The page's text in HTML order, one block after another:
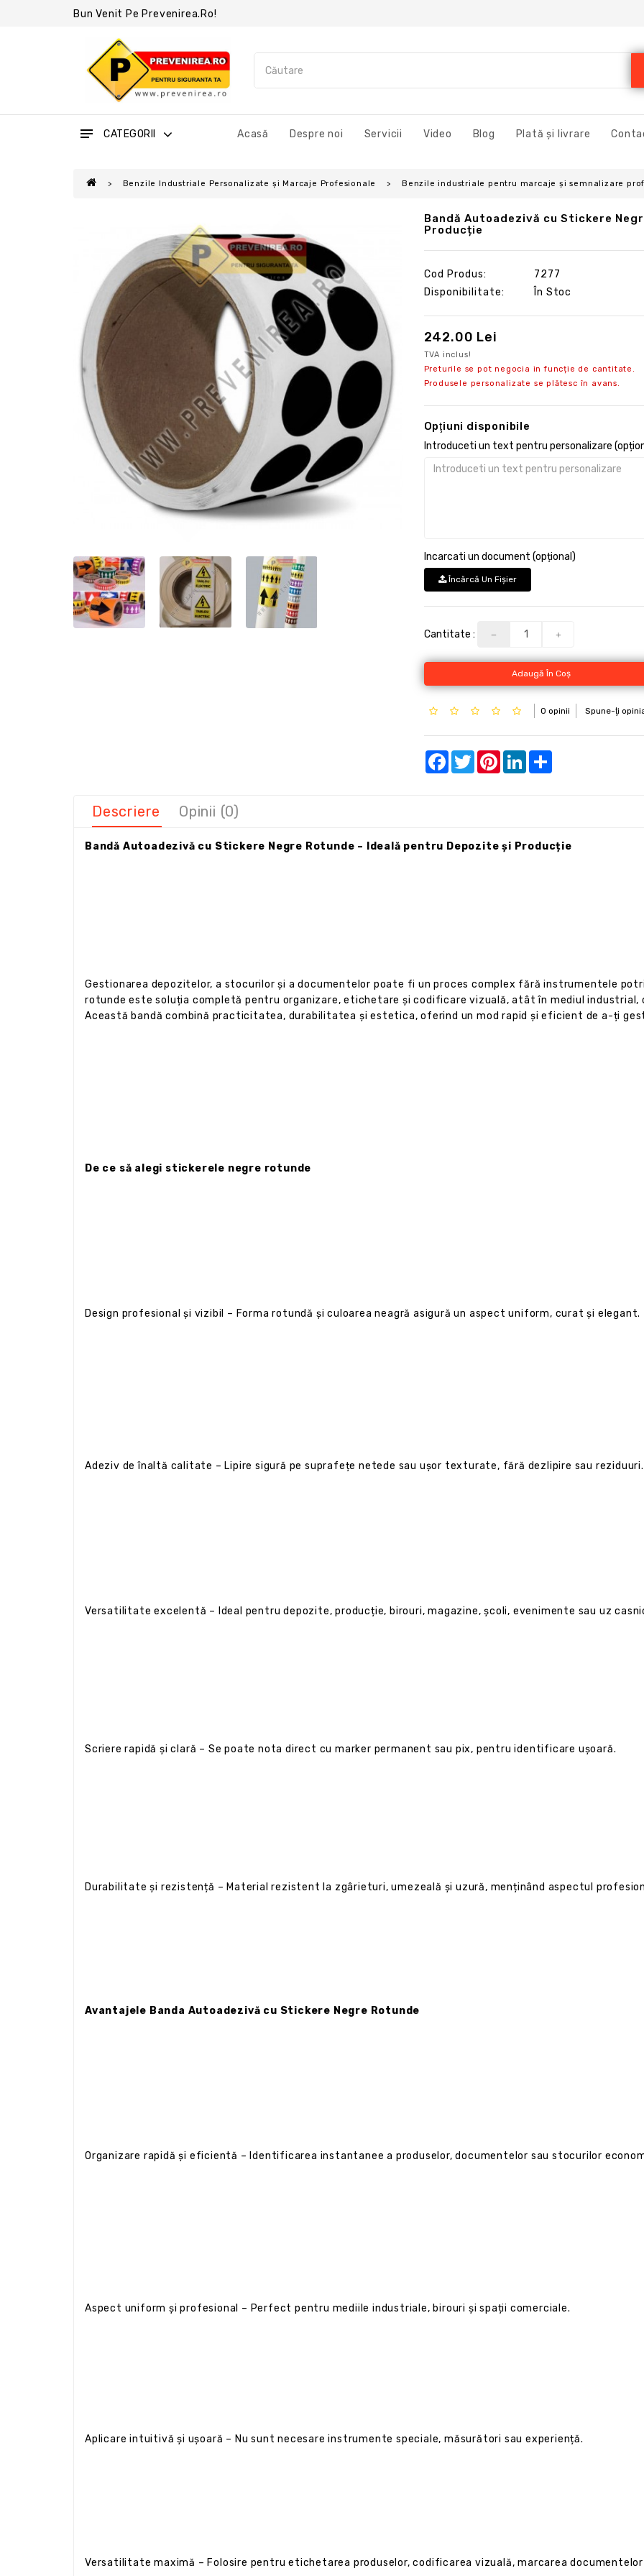
Bun Venit Pe Prevenirea.ro!
CATEGORII Acasă Despre noi Servicii Video Blog Plată și livrare
Benzile Industriale Personalizate și Marcaje Profesionale Benzile industriale pentru marcaje și semnalizare
Bandă Autoadezivă cu Stickere
Producție
Cod Produs:
7277
Disponibilitate:
În Stoc
242.00 Lei
TVA inclus!
Preturile se pot negocia in funcție de cantitate.
Produsele personalizate se plătesc în avans.
Opţiuni disponibile
Introduceti un text pentru personalizare
Incarcati un document (opțional)
Încărcă Un Fişier
Cantitate :
Adaugă În Coş
0 opinii Spune-ţi
Facebook
TwitterPinterestLinkedInShare
Descriere Opinii (0)
Bandă Autoadezivă cu Stickere Negre Rotunde – Ideală pentru Depozite și Producție
Gestionarea depozitelor, a stocurilor și a documentelor poate fi un proces complex fără instrumentele
rotunde este soluția completă pentru organizare, etichetare și codificare vizuală, atât în mediul industrial,
Această bandă combină practicitatea, durabilitatea și estetica, oferind un mod rapid și eficient de a-ți
De ce să alegi stickerele negre rotunde
Design profesional și vizibil – Forma rotundă și culoarea neagră asigură un aspect uniform, curat și elegant.
Adeziv de înaltă calitate – Lipire sigură pe suprafețe netede sau ușor texturate, fără dezlipire sau reziduuri.
Versatilitate excelentă – Ideal pentru depozite, producție, birouri, magazine, școli, evenimente sau uz
Scriere rapidă și clară – Se poate nota direct cu marker permanent sau pix, pentru identificare ușoară.
Durabilitate și rezistență – Material rezistent la zgârieturi, umezeală și uzură, menținând aspectul
Avantajele Banda Autoadezivă cu Stickere Negre Rotunde
Organizare rapidă și eficientă – Identificarea instantanee a produselor, documentelor sau stocurilor
Aspect uniform și profesional – Perfect pentru mediile industriale, birouri și spații comerciale.
Aplicare intuitivă și ușoară – Nu sunt necesare instrumente speciale, măsurători sau experiență.
Versatilitate maximă – Folosire pentru etichetarea produselor, codificarea vizuală, marcarea